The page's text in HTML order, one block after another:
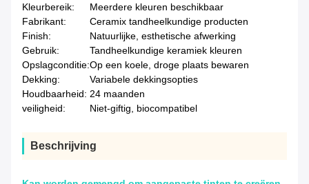
Kleurbereik:
Meerdere kleuren beschikbaar
Fabrikant:
Ceramix tandheelkundige producten
Finish:
Natuurlijke, esthetische afwerking
Gebruik:
Tandheelkundige keramiek kleuren
Opslagconditie:Op een koele, droge plaats bewaren
Dekking:
Variabele dekkingsopties
Houdbaarheid: 24 maanden
veiligheid:
Niet-giftig, biocompatibel
Beschrijving